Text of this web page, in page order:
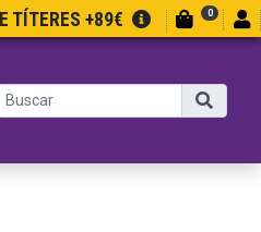
TÍTERES +89€ 0